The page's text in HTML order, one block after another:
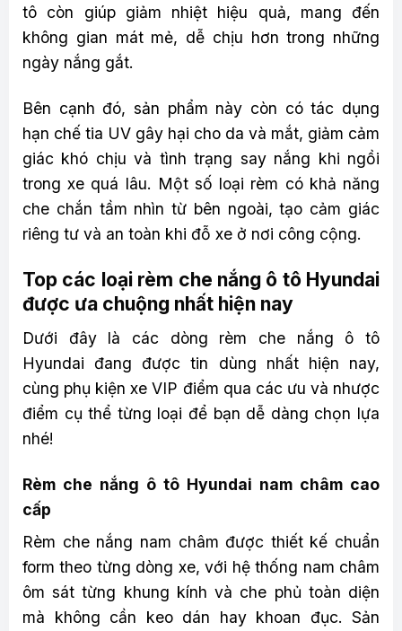
tô còn giúp giảm nhiệt hiệu quả, mang đến
không gian mát mẻ, dễ chịu hơn trong những
ngày nắng gắt.
Bên cạnh đó, sản phẩm này còn có tác dụng
hạn chế tia UV gây hại cho da và mắt, giảm cảm
giác khó chịu và tình trạng say nắng khi ngồi
trong xe quá lâu. Một số loại rèm có khả năng
che chắn tầm nhìn từ bên ngoài, tạo cảm giác
riêng tư và an toàn khi đỗ xe ở nơi công cộng.
Top các loại rèm che nắng ô tô Hyundai
được ưa chuộng nhất hiện nay
Dưới đây là các dòng rèm che nắng ô tô
Hyundai đang được tin dùng nhất hiện nay,
cùng phụ kiện xe VIP điểm qua các ưu và nhược
điểm cụ thể từng loại để bạn dễ dàng chọn lựa
nhé!
Rèm che nắng ô tô Hyundai nam châm cao
cấp
Rèm che nắng nam châm được thiết kế chuẩn
form theo từng dòng xe, với hệ thống nam châm
ôm sát từng khung kính và che phủ toàn diện
mà không cần keo dán hay khoan đục. Sản